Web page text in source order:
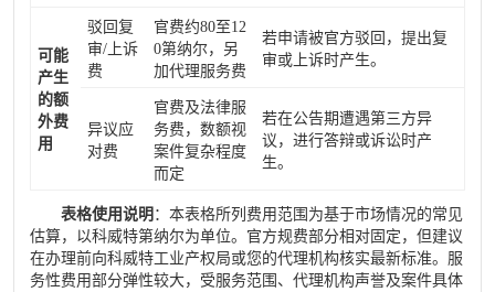
可能
产生
的额
外费
用
驳回复
审/上诉
费
官费约80至12
0第纳尔，另
加代理服务费
若申请被官方驳回，提出复
审或上诉时产生。
异议应
对费
官费及法律服
务费，数额视
案件复杂程度
而定
若在公告期遭遇第三方异
议，进行答辩或诉讼时产
生。
表格使用说明 ：本表格所列费用范围为基于市场情况的常见
估算，以科威特第纳尔为单位。官方规费部分相对固定，但建议
在办理前向科威特工业产权局或您的代理机构核实最新标准。服
务性费用部分弹性较大，受服务范围、代理机构声誉及案件具体